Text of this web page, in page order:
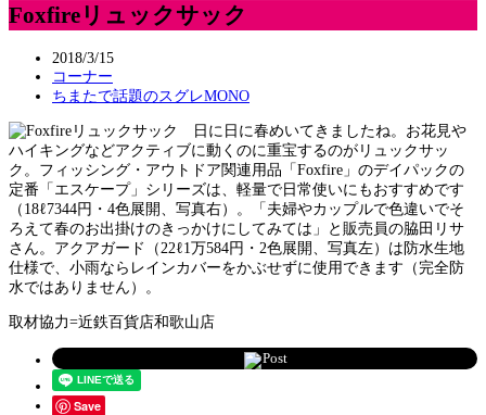
Foxfireリュックサック
2018/3/15
コーナー
ちまたで話題のスグレMONO
日に日に春めいてきましたね。お花見や
ハイキングなどアクティブに動くのに重宝するのがリュックサッ
ク。フィッシング・アウトドア関連用品「Foxfire」のデイパックの
定番「エスケープ」シリーズは、軽量で日常使いにもおすすめです
（18ℓ7344円・4色展開、写真右）。「夫婦やカップルで色違いでそ
ろえて春のお出掛けのきっかけにしてみては」と販売員の脇田リサ
さん。アクアガード（22ℓ1万584円・2色展開、写真左）は防水生地
仕様で、小雨ならレインカバーをかぶせずに使用できます（完全防
水ではありません）。
取材協力=近鉄百貨店和歌山店
Post
Save